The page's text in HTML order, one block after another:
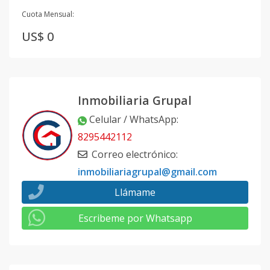
Cuota Mensual:
US$ 0
Inmobiliaria Grupal
Celular / WhatsApp:
8295442112
Correo electrónico:
inmobiliariagrupal@gmail.com
Llámame
Escribeme por Whatsapp